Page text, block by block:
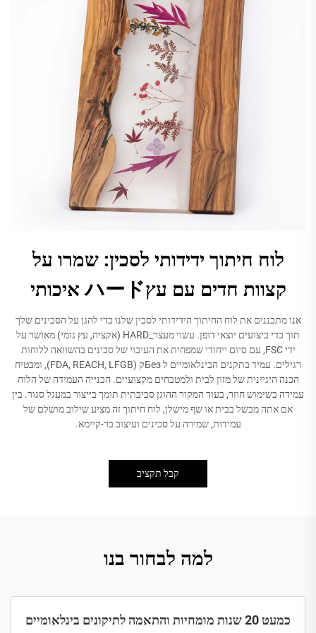
לוח חיתוך ידידותי לסכין: שמרו על
קצוות חדים עם עץハード איכותי
אנו מתכננים את לוח החיתוך הידידותי לסכין שלנו כדי להגן על הסכינים שלך
תוך כדי ביצועים יוצאי דופן. עשוי מעצר_HARD (אקציה, עץ גומי) מאושר על
ידי FSC, עם סיום ייחודי שמפחית את העיבוי של סכינים בהשוואה ללוחות
רגילים. עמיד בתקנים הבינלאומיים ל Безק (FDA, REACH, LFGB), ומבטיח
הכנה היגיינית של מזון לבית ולמטבחים מקצועיים. הבנייה העמידה של הלוח
עמידה בשימוש חוזר, בעוד המקור ההוגן סביבתית תומך בייצור במעגל סגור. בין
אם אתה מבשל בבית או שף מישלן, לוח חיתוך זה מציע שילוב מושלם של
עמידות, שמירה על סכינים ועיצוב בר-קיימא.
קבל תקציב
למה לבחור בנו
כמעט 20 שנות מומחיות והתאמה לתיקונים בינלאומיים